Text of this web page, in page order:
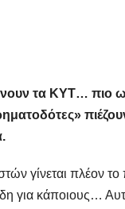
τα ΚΥΤ… πιο
γίνεται πλέον το
για κάποιους…